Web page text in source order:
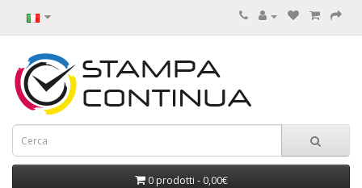
0 prodotti - 0,00€